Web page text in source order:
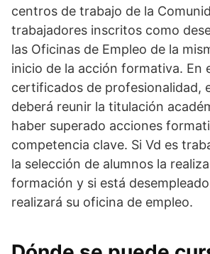
centros de trabajo de la
trabajadores inscritos como
las Oficinas de Empleo de la
inicio de la acción formativa. En
certificados de profesionalidad,
deberá reunir la titulación
haber superado acciones
competencia clave. Si Vd es
la selección de alumnos la
formación y si está
realizará su oficina de empleo.